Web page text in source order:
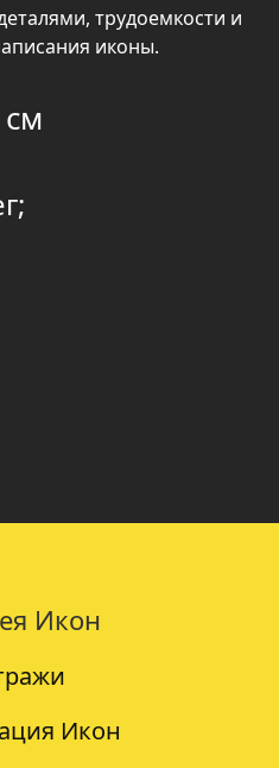
трудоемкости и
иконы.
Икон
Икон